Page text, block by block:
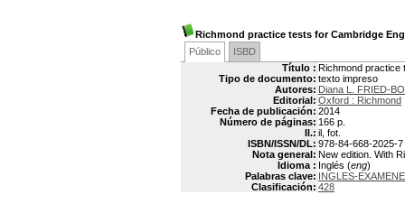
Richmond practice tests for Cambridge
Público
ISBD
Título : Richmond practice
Tipo de documento: texto impreso
Autores: Diana L. FRIED-
Editorial: Oxford : Richmond
Fecha de publicación: 2014
Número de páginas: 166 p.
Il.: il, fot.
ISBN/ISSN/DL: 978-84-668-2025-7
Nota general: New edition. With
Idioma : Inglés (eng)
Palabras clave: INGLES-
Clasificación: 428